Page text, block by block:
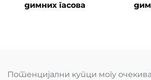
димних гасова
Потенцијални купци могу